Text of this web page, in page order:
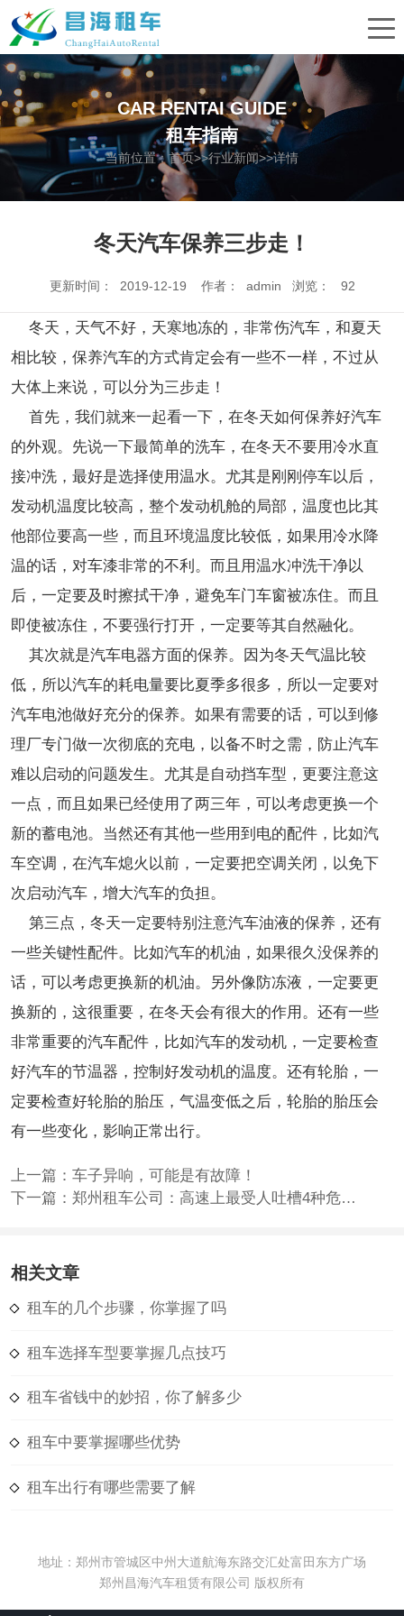
CAR RENTAI GUIDE
租车指南
当前位置：首页>>行业新闻>>详情
冬天汽车保养三步走！
更新时间： 2019-12-19 作者： admin 浏览： 92
冬天，天气不好，天寒地冻的，非常伤汽车，和夏天
相比较，保养汽车的方式肯定会有一些不一样，不过从
大体上来说，可以分为三步走！
首先，我们就来一起看一下，在冬天如何保养好汽车
的外观。先说一下最简单的洗车，在冬天不要用冷水直
接冲洗，最好是选择使用温水。尤其是刚刚停车以后，
发动机温度比较高，整个发动机舱的局部，温度也比其
他部位要高一些，而且环境温度比较低，如果用冷水降
温的话，对车漆非常的不利。而且用温水冲洗干净以
后，一定要及时擦拭干净，避免车门车窗被冻住。而且
即使被冻住，不要强行打开，一定要等其自然融化。
其次就是汽车电器方面的保养。因为冬天气温比较
低，所以汽车的耗电量要比夏季多很多，所以一定要对
汽车电池做好充分的保养。如果有需要的话，可以到修
理厂专门做一次彻底的充电，以备不时之需，防止汽车
难以启动的问题发生。尤其是自动挡车型，更要注意这
一点，而且如果已经使用了两三年，可以考虑更换一个
新的蓄电池。当然还有其他一些用到电的配件，比如汽
车空调，在汽车熄火以前，一定要把空调关闭，以免下
次启动汽车，增大汽车的负担。
第三点，冬天一定要特别注意汽车油液的保养，还有
一些关键性配件。比如汽车的机油，如果很久没保养的
话，可以考虑更换新的机油。另外像防冻液，一定要更
换新的，这很重要，在冬天会有很大的作用。还有一些
非常重要的汽车配件，比如汽车的发动机，一定要检查
好汽车的节温器，控制好发动机的温度。还有轮胎，一
定要检查好轮胎的胎压，气温变低之后，轮胎的胎压会
有一些变化，影响正常出行。
上一篇： 车子异响，可能是有故障！
下一篇：
郑州租车公司：高速上最受人吐槽4种危险驾驶行为！
相关文章
租车的几个步骤，你掌握了吗
租车选择车型要掌握几点技巧
租车省钱中的妙招，你了解多少
租车中要掌握哪些优势
租车出行有哪些需要了解
地址：郑州市管城区中州大道航海东路交汇处富田东方广场
郑州昌海汽车租赁有限公司 版权所有